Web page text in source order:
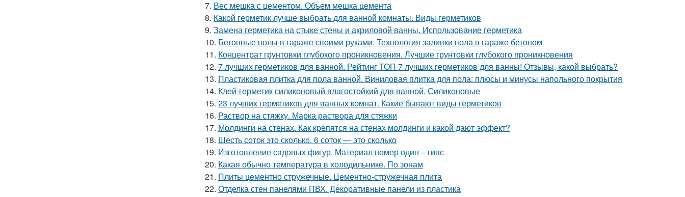
7. Вес мешка с цементом. Объем мешка цемента
8. Какой герметик лучше выбрать для ванной комнаты. Виды герметиков
9. Замена герметика на стыке стены и акриловой ванны. Использование герметика
10. Бетонные полы в гараже своими руками. Технология заливки пола в гараже бетоном
11. Концентрат грунтовки глубокого проникновения. Лучшие грунтовки глубокого проникновения
12. 7 лучших герметиков для ванной. Рейтинг ТОП 7 лучших герметиков для ванны! Отзывы, какой выбрать?
13. Пластиковая плитка для пола ванной. Виниловая плитка для пола: плюсы и минусы напольного покрытия
14. Клей-герметик силиконовый влагостойкий для ванной. Силиконовые
15. 23 лучших герметиков для ванных комнат. Какие бывают виды герметиков
16. Раствор на стяжку. Марка раствора для стяжки
17. Молдинги на стенах. Как крепятся на стенах молдинги и какой дают эффект?
18. Шесть соток это сколько. 6 соток — это сколько
19. Изготовление садовых фигур. Материал номер один – гипс
20. Какая обычно температура в холодильнике. По зонам
21. Плиты цементно стружечные. Цементно-стружечная плита
22. Отделка стен панелями ПВХ. Декоративные панели из пластика